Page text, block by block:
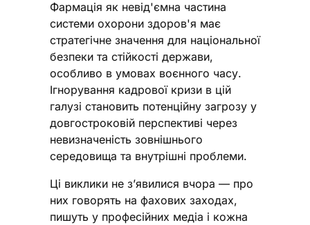
Фармація як невід'ємна частина
системи охорони здоров'я має
стратегічне значення для національної
безпеки та стійкості держави,
особливо в умовах воєнного часу.
Ігнорування кадрової кризи в цій
галузі становить потенційну загрозу у
довгостроковій перспективі через
невизначеність зовнішнього
середовища та внутрішні проблеми.
Ці виклики не з’явилися вчора — про
них говорять на фахових заходах,
пишуть у професійних медіа і кожна